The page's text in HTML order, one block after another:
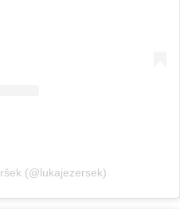
(@lukajezersek)